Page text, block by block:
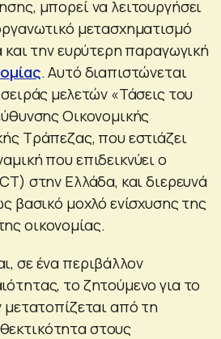
μπορεί να λειτουργήσει
μετασχηματισμό
και την ευρύτερη παραγωγική
. Αυτό διαπιστώνεται
μελετών «Τάσεις του
Οικονομικής
Τράπεζας, που εστιάζει
που επιδεικνύει ο
στην Ελλάδα, και διερευνά
βασικό μοχλό ενίσχυσης της
οικονομίας.
σε ένα περιβάλλον
το ζητούμενο για το
μετατοπίζεται από τη
στους